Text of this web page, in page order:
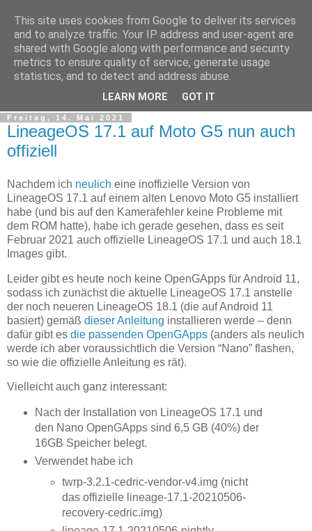
tobsen.de
Dinge die das Leben erleichtern, Wissenswertes, C# und
Freitag, 14. Mai 2021
LineageOS 17.1 auf Moto G5 nun auch
offiziell
Nachdem ich neulich eine inoffizielle Version von
LineageOS 17.1 auf einem alten Lenovo Moto G5 installiert
habe (und bis auf den Kamerafehler keine Probleme mit
dem ROM hatte), habe ich gerade gesehen, dass es seit
Februar 2021 auch offizielle LineageOS 17.1 und auch 18.1
Images gibt.
Leider gibt es heute noch keine OpenGApps für Android 11,
sodass ich zunächst die aktuelle LineageOS 17.1 anstelle
der noch neueren LineageOS 18.1 (die auf Android 11
basiert) gemäß dieser Anleitung installieren werde – denn
dafür gibt es die passenden OpenGApps (anders als neulich
werde ich aber voraussichtlich die Version “Nano” flashen,
so wie die offizielle Anleitung es rät).
Vielleicht auch ganz interessant:
Nach der Installation von LineageOS 17.1 und
den Nano OpenGApps sind 6,5 GB (40%) der
16GB Speicher belegt.
Verwendet habe ich
twrp-3.2.1-cedric-vendor-v4.img (nicht
das offizielle lineage-17.1-20210506-
recovery-cedric.img)
This site uses cookies from Google to deliver its services
and to analyze traffic. Your IP address and user-agent are
shared with Google along with performance and security
metrics to ensure quality of service, generate usage
statistics, and to detect and address abuse.
LEARN MORE GOT IT